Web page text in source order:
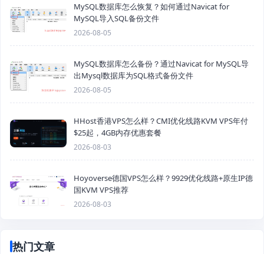
MySQL数据库怎么恢复？如何通过Navicat for
MySQL导入SQL备份文件
2026-08-05
MySQL数据库怎么备份？通过Navicat for MySQL导
出Mysql数据库为SQL格式备份文件
2026-08-05
HHost香港VPS怎么样？CMI优化线路KVM VPS年付
$25起，4GB内存优惠套餐
2026-08-03
Hoyoverse德国VPS怎么样？9929优化线路+原生IP德
国KVM VPS推荐
2026-08-03
热门文章